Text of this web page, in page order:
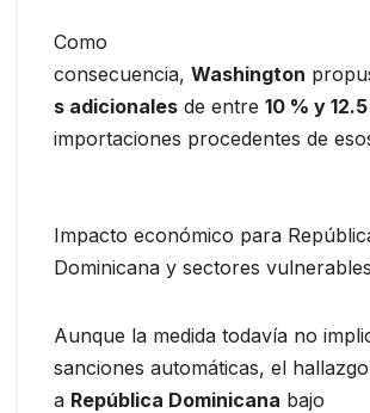
Como
consecuencia, Washington
s adicionales de entre 10 % y
importaciones procedentes de
Impacto económico para
Dominicana y sectores vulnerables
Aunque la medida todavía no
sanciones automáticas, el
a República Dominicana bajo